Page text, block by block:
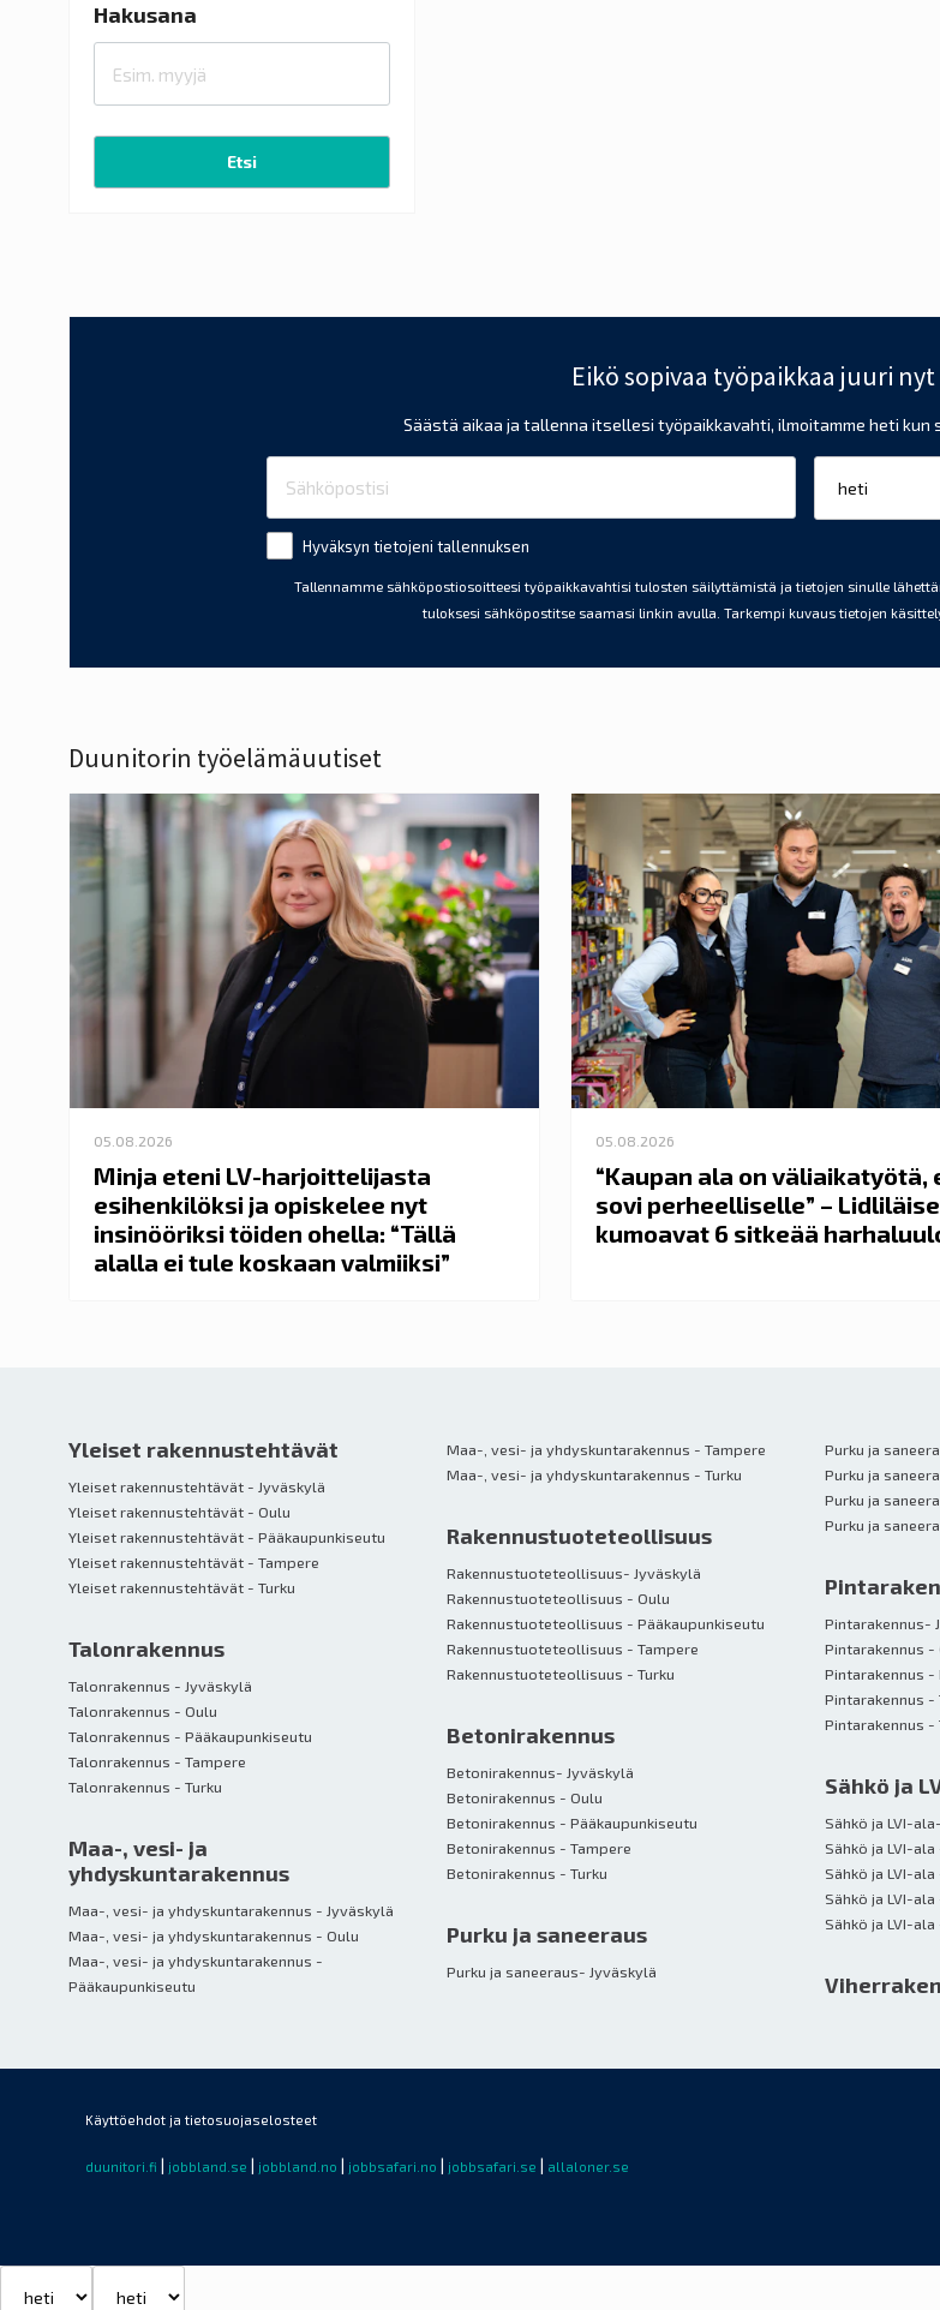
Hakusana
Etsi
Eikö sopivaa työpaikkaa juuri
Säästä aikaa ja tallenna itsellesi työpaikkavahti, ilmoitamme heti kun
Hyväksyn tietojeni tallennuksen
Tallennamme sähköpostiosoitteesi työpaikkavahtisi tulosten säilyttämistä ja tietojen sinulle
tuloksesi sähköpostitse saamasi linkin avulla. Tarkempi kuvaus tietojen
Duunitorin työelämäuutiset
05.08.2026
Minja eteni LV-harjoittelijasta
esihenkilöksi ja opiskelee nyt
insinööriksi töiden ohella: “Tällä
alalla ei tule koskaan valmiiksi”
05.08.2026
“Kaupan ala on väliaikatyötä,
sovi perheelliselle” –
kumoavat 6 sitkeää
Yleiset rakennustehtävät
Yleiset rakennustehtävät - Jyväskylä
Yleiset rakennustehtävät - Oulu
Yleiset rakennustehtävät - Pääkaupunkiseutu
Yleiset rakennustehtävät - Tampere
Yleiset rakennustehtävät - Turku
Talonrakennus
Talonrakennus - Jyväskylä
Talonrakennus - Oulu
Talonrakennus - Pääkaupunkiseutu
Talonrakennus - Tampere
Talonrakennus - Turku
Maa-, vesi- ja
yhdyskuntarakennus
Maa-, vesi- ja yhdyskuntarakennus - Jyväskylä
Maa-, vesi- ja yhdyskuntarakennus - Oulu
Maa-, vesi- ja yhdyskuntarakennus -
Pääkaupunkiseutu
Maa-, vesi- ja yhdyskuntarakennus - Tampere
Maa-, vesi- ja yhdyskuntarakennus - Turku
Rakennustuote­teollisuus
Rakennustuoteteollisuus- Jyväskylä
Rakennustuoteteollisuus - Oulu
Rakennustuoteteollisuus - Pääkaupunkiseutu
Rakennustuoteteollisuus - Tampere
Rakennustuoteteollisuus - Turku
Betonirakennus
Betonirakennus- Jyväskylä
Betonirakennus - Oulu
Betonirakennus - Pääkaupunkiseutu
Betonirakennus - Tampere
Betonirakennus - Turku
Purku ja saneeraus
Purku ja saneeraus- Jyväskylä
Purku ja
Purku ja
Purku ja
Pintarakennus-
Pintarakennus -
Pintarakennus -
Pintarakennus -
Sähkö ja
Sähkö ja LVI-
Sähkö ja LVI-ala
Sähkö ja LVI-
Sähkö ja LVI-
Käyttöehdot ja tietosuojaselosteet
duunitori.fi | jobbland.se | jobbland.no | jobbsafari.no | jobbsafari.se | allaloner.se